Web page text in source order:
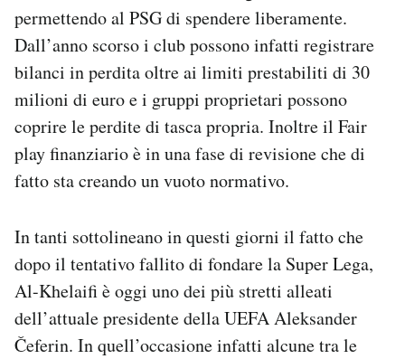
permettendo al PSG di spendere liberamente.
Dall’anno scorso i club possono infatti registrare
bilanci in perdita oltre ai limiti prestabiliti di 30
milioni di euro e i gruppi proprietari possono
coprire le perdite di tasca propria. Inoltre il Fair
play finanziario è in una fase di revisione che di
fatto sta creando un vuoto normativo.
In tanti sottolineano in questi giorni il fatto che
dopo il tentativo fallito di fondare la Super Lega,
Al-Khelaifi è oggi uno dei più stretti alleati
dell’attuale presidente della UEFA Aleksander
Čeferin. In quell’occasione infatti alcune tra le